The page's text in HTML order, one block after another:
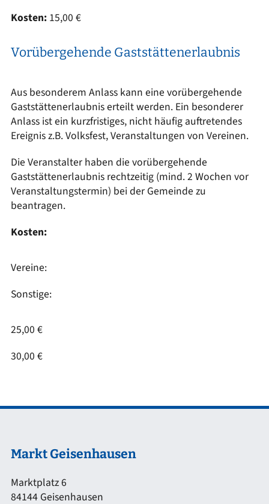
Kosten: 15,00 €
Vorübergehende Gaststättenerlaubnis
Aus besonderem Anlass kann eine vorübergehende
Gaststättenerlaubnis erteilt werden. Ein besonderer
Anlass ist ein kurzfristiges, nicht häufig auftretendes
Ereignis z.B. Volksfest, Veranstaltungen von Vereinen.
Die Veranstalter haben die vorübergehende
Gaststättenerlaubnis rechtzeitig (mind. 2 Wochen vor
Veranstaltungstermin) bei der Gemeinde zu
beantragen.
Kosten:
Vereine:
Sonstige:
25,00 €
30,00 €
Markt Geisenhausen
Marktplatz 6
84144 Geisenhausen